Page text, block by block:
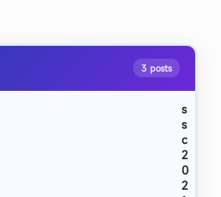
3 posts
s
s
c
2
0
2